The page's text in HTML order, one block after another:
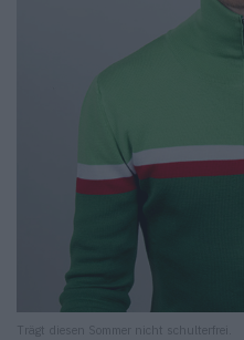
Trägt diesen Sommer nicht schulterfrei.